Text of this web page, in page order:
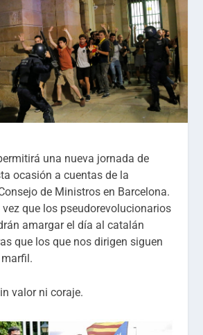
una nueva jornada de
ocasión a cuentas de la
de Ministros en Barcelona.
que los pseudorevolucionarios
amargar el día al catalán
que los que nos dirigen siguen
valor ni coraje.